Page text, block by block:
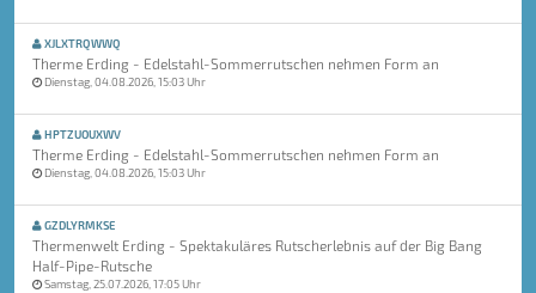
XJLXTRQWWQ
Therme Erding - Edelstahl-Sommerrutschen nehmen Form an
Dienstag, 04.08.2026, 15:03 Uhr
HPTZUOUXWV
Therme Erding - Edelstahl-Sommerrutschen nehmen Form an
Dienstag, 04.08.2026, 15:03 Uhr
GZDLYRMKSE
Thermenwelt Erding - Spektakuläres Rutscherlebnis auf der Big Bang
Half-Pipe-Rutsche
Samstag, 25.07.2026, 17:05 Uhr